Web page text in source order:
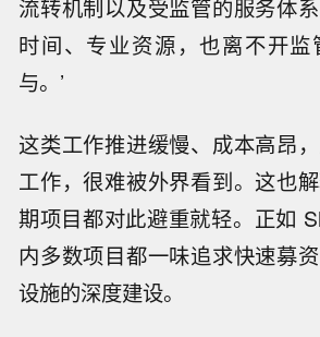
流转机制以及受监管的服务体
时间、专业资源，也离不开
与。’
这类工作推进缓慢、成本高昂
工作，很难被外界看到。这也
期项目都对此避重就轻。正如
内多数项目都一味追求快速募
设施的深度建设。